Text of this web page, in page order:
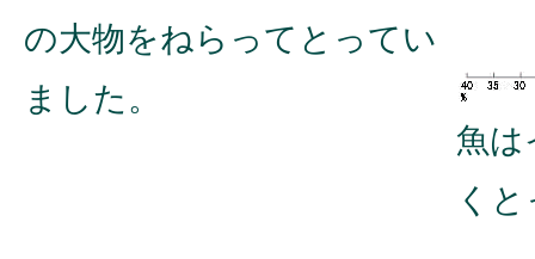
の大物をねらってとってい
ました。
魚は
く